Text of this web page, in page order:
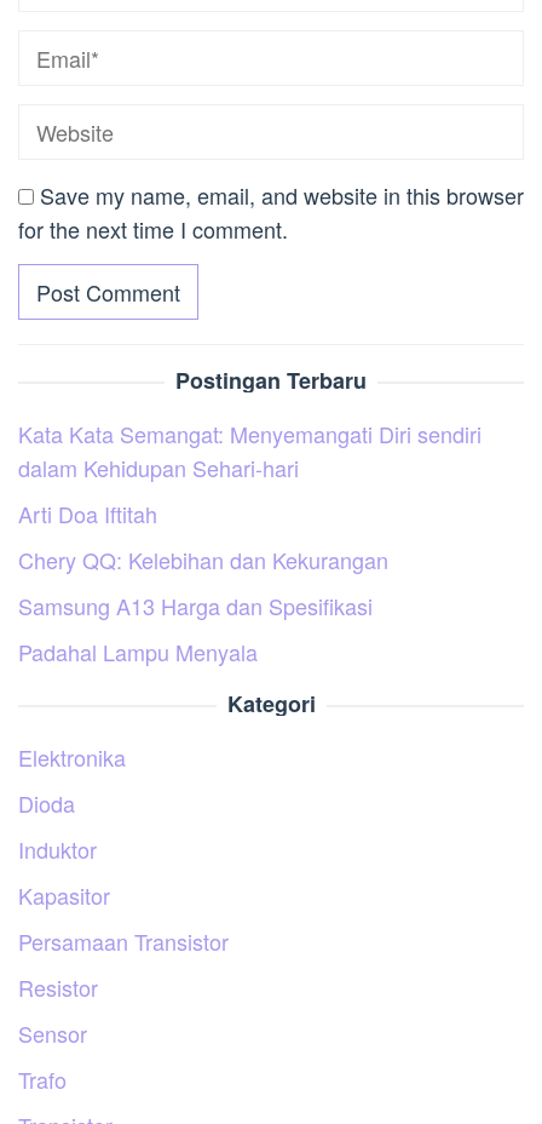
Save my name, email, and website in this browser
for the next time I comment.
Postingan Terbaru
Kata Kata Semangat: Menyemangati Diri sendiri
dalam Kehidupan Sehari-hari
Arti Doa Iftitah
Chery QQ: Kelebihan dan Kekurangan
Samsung A13 Harga dan Spesifikasi
Padahal Lampu Menyala
Kategori
Elektronika
Dioda
Induktor
Kapasitor
Persamaan Transistor
Resistor
Sensor
Trafo